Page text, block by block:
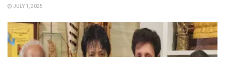
JULY 1, 2025